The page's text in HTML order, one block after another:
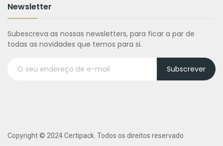
Newsletter
Subescreva as nossas newsletters, para ficar a par de
todas as novidades que temos para si.
Subscrever
Copyright © 2024 Certipack. Todos os direitos reservado